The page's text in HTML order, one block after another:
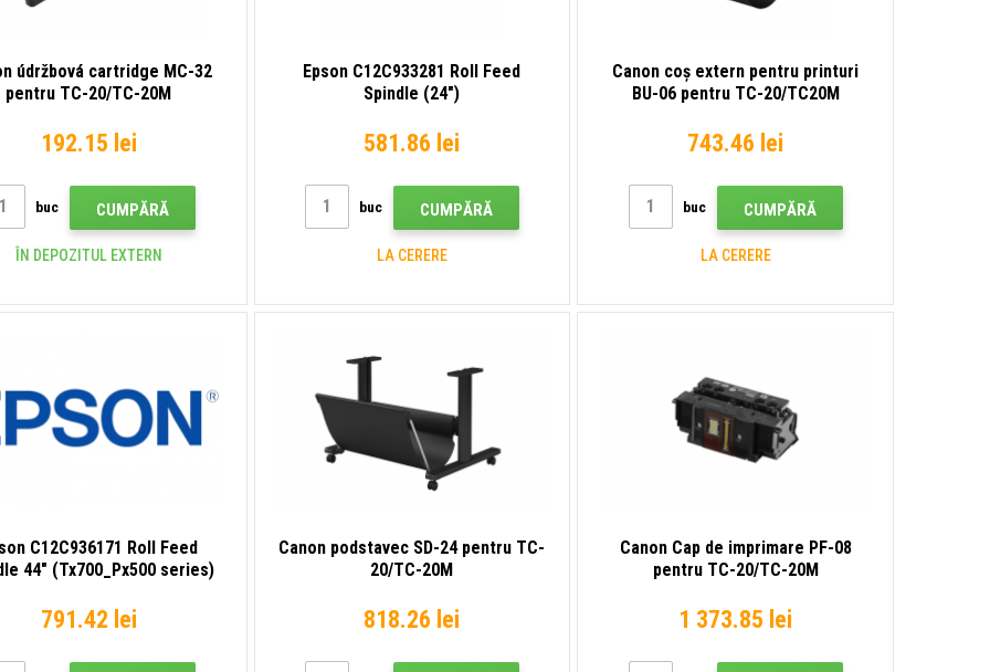
údržbová cartridge MC-32
pentru TC-20/TC-20M
192.15 lei
buc CUMPĂRĂ
ÎN DEPOZITUL EXTERN
Epson C12C933281 Roll Feed
Spindle (24")
581.86 lei
buc CUMPĂRĂ
LA CERERE
Canon coș extern pentru printuri
BU-06 pentru TC-20/TC20M
743.46 lei
buc CUMPĂRĂ
LA CERERE
C12C936171 Roll Feed
44" (Tx700_Px500 series)
791.42 lei
Canon podstavec SD-24 pentru TC-
20/TC-20M
818.26 lei
Canon Cap de imprimare PF-08
pentru TC-20/TC-20M
1 373.85 lei